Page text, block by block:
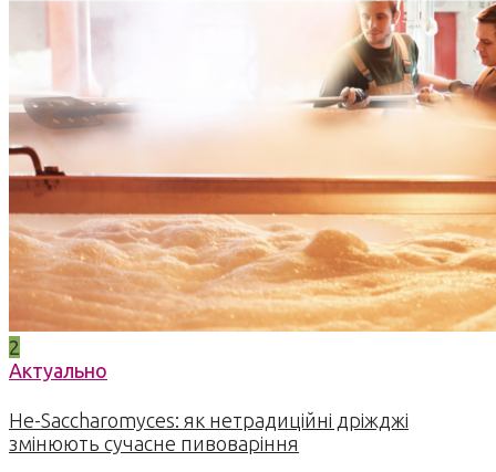
2
Актуально
Не-Saccharomyces: як нетрадиційні дріжджі
змінюють сучасне пивоваріння